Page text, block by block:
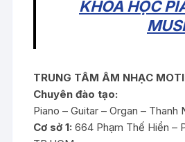
KHOÁ HỌC
TRUNG TÂM ÂM NHẠC
Chuyên đào tạo:
Piano – Guitar – Organ – Thanh
Cơ sở 1: 664 Phạm Thế Hiển –